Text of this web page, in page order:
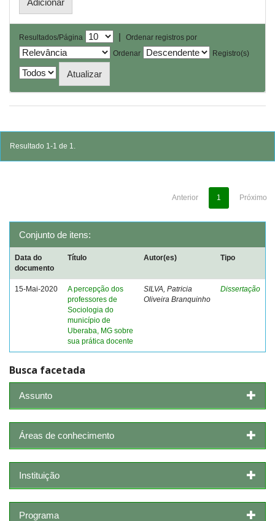
Resultados/Página |
Ordenar registros por
Ordenar
Registro(s)
Resultado 1-1 de 1.
Anterior 1 Próximo
Conjunto de itens:
Data do
documento
Título Autor(es) Tipo
15-Mai-2020
A percepção dos
professores de
Sociologia do
município de
Uberaba, MG sobre
sua prática docente
SILVA, Patricia
Oliveira Branquinho
Dissertação
Busca facetada
Assunto
Áreas de conhecimento
Instituição
Programa